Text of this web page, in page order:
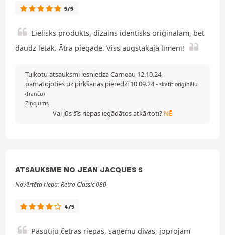
5/5
Lielisks produkts, dizains identisks oriģinālam, bet
daudz lētāk. Ātra piegāde. Viss augstākajā līmenī!
Tulkotu atsauksmi iesniedza Carneau 12.10.24,
pamatojoties uz pirkšanas pieredzi 10.09.24- skatīt oriģinālu
(franču)
Ziņojums
Vai jūs šīs riepas iegādātos atkārtoti? NĒ
ATSAUKSME NO JEAN JACQUES S
Novērtēta riepa: Retro Classic 080
4/5
Pasūtīju četras riepas, saņēmu divas, joprojām